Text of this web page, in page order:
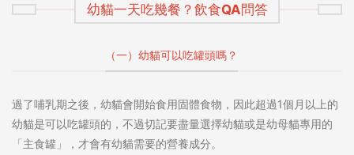
幼貓一天吃幾餐？飲食QA問答
（一）幼貓可以吃罐頭嗎？
過了哺乳期之後，幼貓會開始食用固體食物，因此超過1個月以上的
幼貓是可以吃罐頭的，不過切記要盡量選擇幼貓或是幼母貓專用的
「主食罐」，才會有幼貓需要的營養成分。